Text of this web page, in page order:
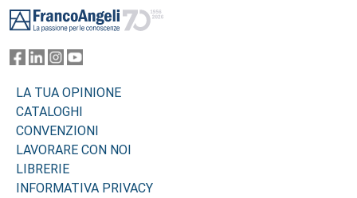
LA TUA OPINIONE
CATALOGHI
CONVENZIONI
LAVORARE CON NOI
LIBRERIE
INFORMATIVA PRIVACY